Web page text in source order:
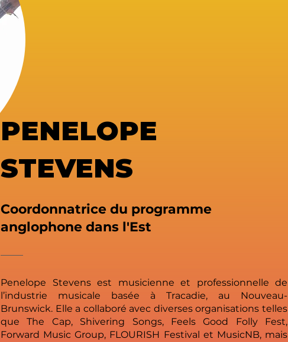
PENELOPE
STEVENS
Coordonnatrice du programme
anglophone dans l'Est
Penelope Stevens est musicienne et professionnelle de
l’industrie musicale basée à Tracadie, au Nouveau-
Brunswick. Elle a collaboré avec diverses organisations telles
que The Cap, Shivering Songs, Feels Good Folly Fest,
Forward Music Group, FLOURISH Festival et MusicNB, mais